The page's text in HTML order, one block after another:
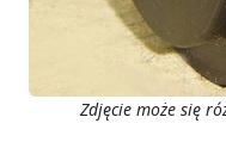
Zdjęcie może się